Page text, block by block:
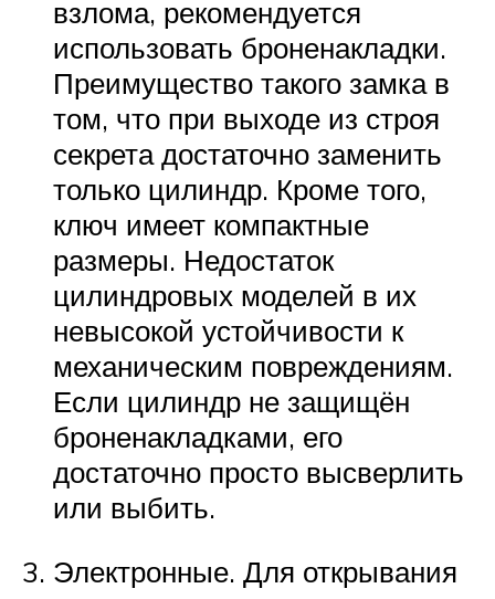
взлома, рекомендуется
использовать броненакладки.
Преимущество такого замка в
том, что при выходе из строя
секрета достаточно заменить
только цилиндр. Кроме того,
ключ имеет компактные
размеры. Недостаток
цилиндровых моделей в их
невысокой устойчивости к
механическим повреждениям.
Если цилиндр не защищён
броненакладками, его
достаточно просто высверлить
или выбить.
Электронные. Для открывания